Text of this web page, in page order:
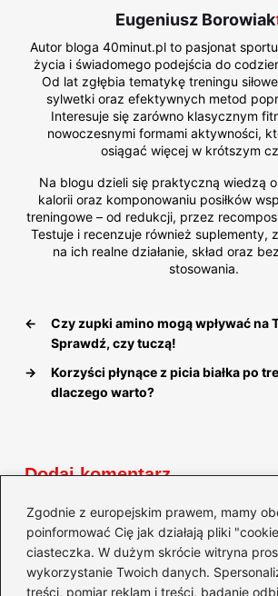
Zgodnie z europejskim prawem, mamy
poinformować Cię jak działają pliki
ciasteczka. W dużym skrócie witryna
wykorzystanie Twoich danych.
treści, pomiar reklam i treści, badanie
Eugeniusz Borowiak
Autor bloga 40minut.pl to pasjonat
życia i świadomego podejścia do
Od lat zgłębia tematykę treningu
sylwetki oraz efektywnych metod
Interesuje się zarówno klasycznym
nowoczesnymi formami aktywności,
osiągać więcej w krótszym
Na blogu dzieli się praktyczną wiedzą
kalorii oraz komponowaniu posiłków
treningowe – od redukcji, przez
Testuje i recenzuje również suplementy,
na ich realne działanie, skład oraz
stosowania.
←
Czy zupki amino mogą wpływać na
Sprawdź, czy tuczą!
→
Korzyści płynące z picia białka po
dlaczego warto?
Dodaj komentarz
Twój adres email nie zostanie
Wymagane pola są oznaczone*
Komentarz*